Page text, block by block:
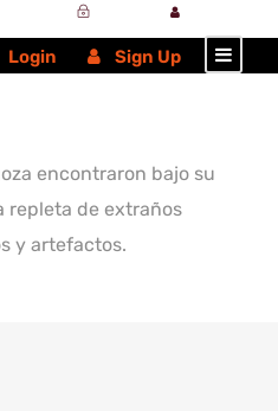
Login Sign Up
encontraron bajo su
repleta de extraños
y artefactos.